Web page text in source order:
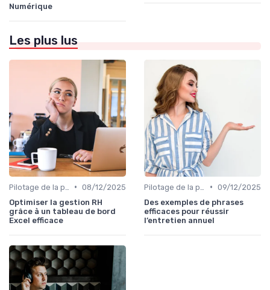
Numérique
Les plus lus
• 08/12/2025
Optimiser la gestion RH
grâce à un tableau de bord
Excel efficace
• 09/12/2025
Des exemples de phrases
efficaces pour réussir
l’entretien annuel